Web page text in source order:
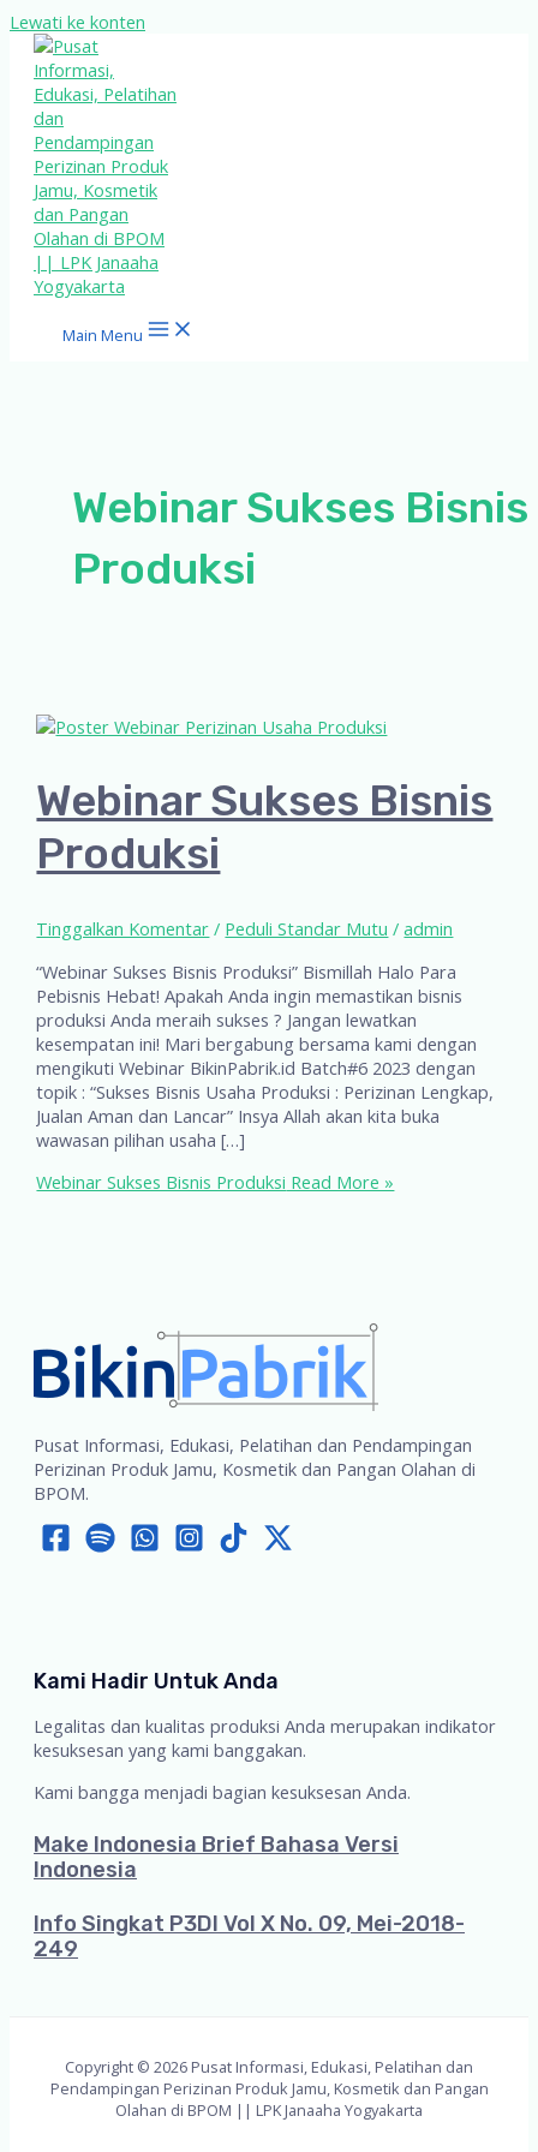
Lewati ke konten
Main Menu
Webinar Sukses Bisnis
Produksi
Webinar Sukses Bisnis
Produksi
Tinggalkan Komentar / Peduli Standar Mutu /admin
“Webinar Sukses Bisnis Produksi” Bismillah Halo Para
Pebisnis Hebat! Apakah Anda ingin memastikan bisnis
produksi Anda meraih sukses ? Jangan lewatkan
kesempatan ini! Mari bergabung bersama kami dengan
mengikuti Webinar BikinPabrik.id Batch#6 2023 dengan
topik : “Sukses Bisnis Usaha Produksi : Perizinan Lengkap,
Jualan Aman dan Lancar” Insya Allah akan kita buka
wawasan pilihan usaha […]
Webinar Sukses Bisnis Produksi Read More »
Pusat Informasi, Edukasi, Pelatihan dan Pendampingan
Perizinan Produk Jamu, Kosmetik dan Pangan Olahan di
BPOM.
Kami Hadir Untuk Anda
Legalitas dan kualitas produksi Anda merupakan indikator
kesuksesan yang kami banggakan.
Kami bangga menjadi bagian kesuksesan Anda.
Make Indonesia Brief Bahasa Versi
Indonesia
Info Singkat P3DI Vol X No. 09, Mei-2018-
249
Copyright © 2026 Pusat Informasi, Edukasi, Pelatihan dan
Pendampingan Perizinan Produk Jamu, Kosmetik dan Pangan
Olahan di BPOM || LPK Janaaha Yogyakarta